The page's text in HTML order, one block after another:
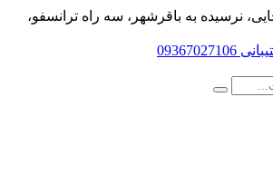
نرسیده به باقرشهر، سه راه ترانسفو،
09367027106